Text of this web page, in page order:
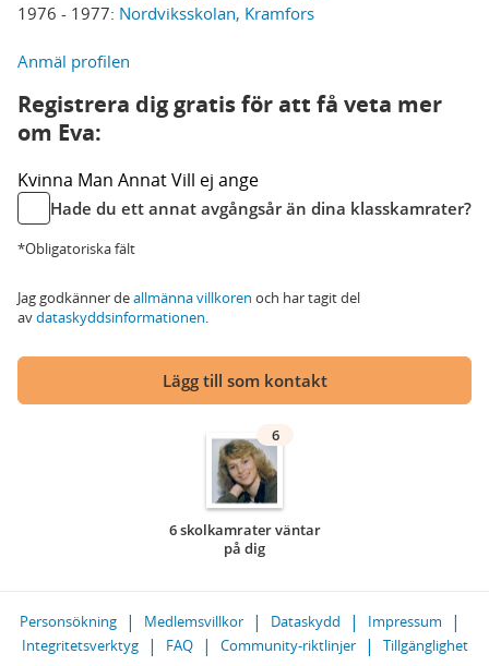
1976 - 1977: Nordviksskolan, Kramfors
Anmäl profilen
Registrera dig gratis för att få veta mer
om Eva:
Kvinna Man AnnatVill ej ange
Hade du ett annat avgångsår än dina klasskamrater?
*Obligatoriska fält
Jag godkänner deallmänna villkoren och har tagit del
avdataskyddsinformationen.
Lägg till som kontakt
6
6 skolkamrater väntar
på dig
Personsökning Medlemsvillkor Dataskydd
Impressum
Integritetsverktyg
FAQ Community-riktlinjer Tillgänglighet